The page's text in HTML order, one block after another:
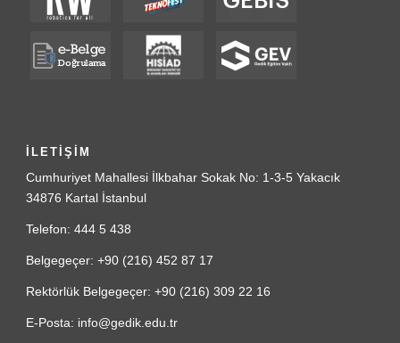
İLETİŞİM
Cumhuriyet Mahallesi İlkbahar Sokak No: 1-3-5 Yakacık
34876 Kartal İstanbul
Telefon: 444 5 438
Belgegeçer: +90 (216) 452 87 17
Rektörlük Belgegeçer: +90 (216) 309 22 16
E-Posta: info@gedik.edu.tr